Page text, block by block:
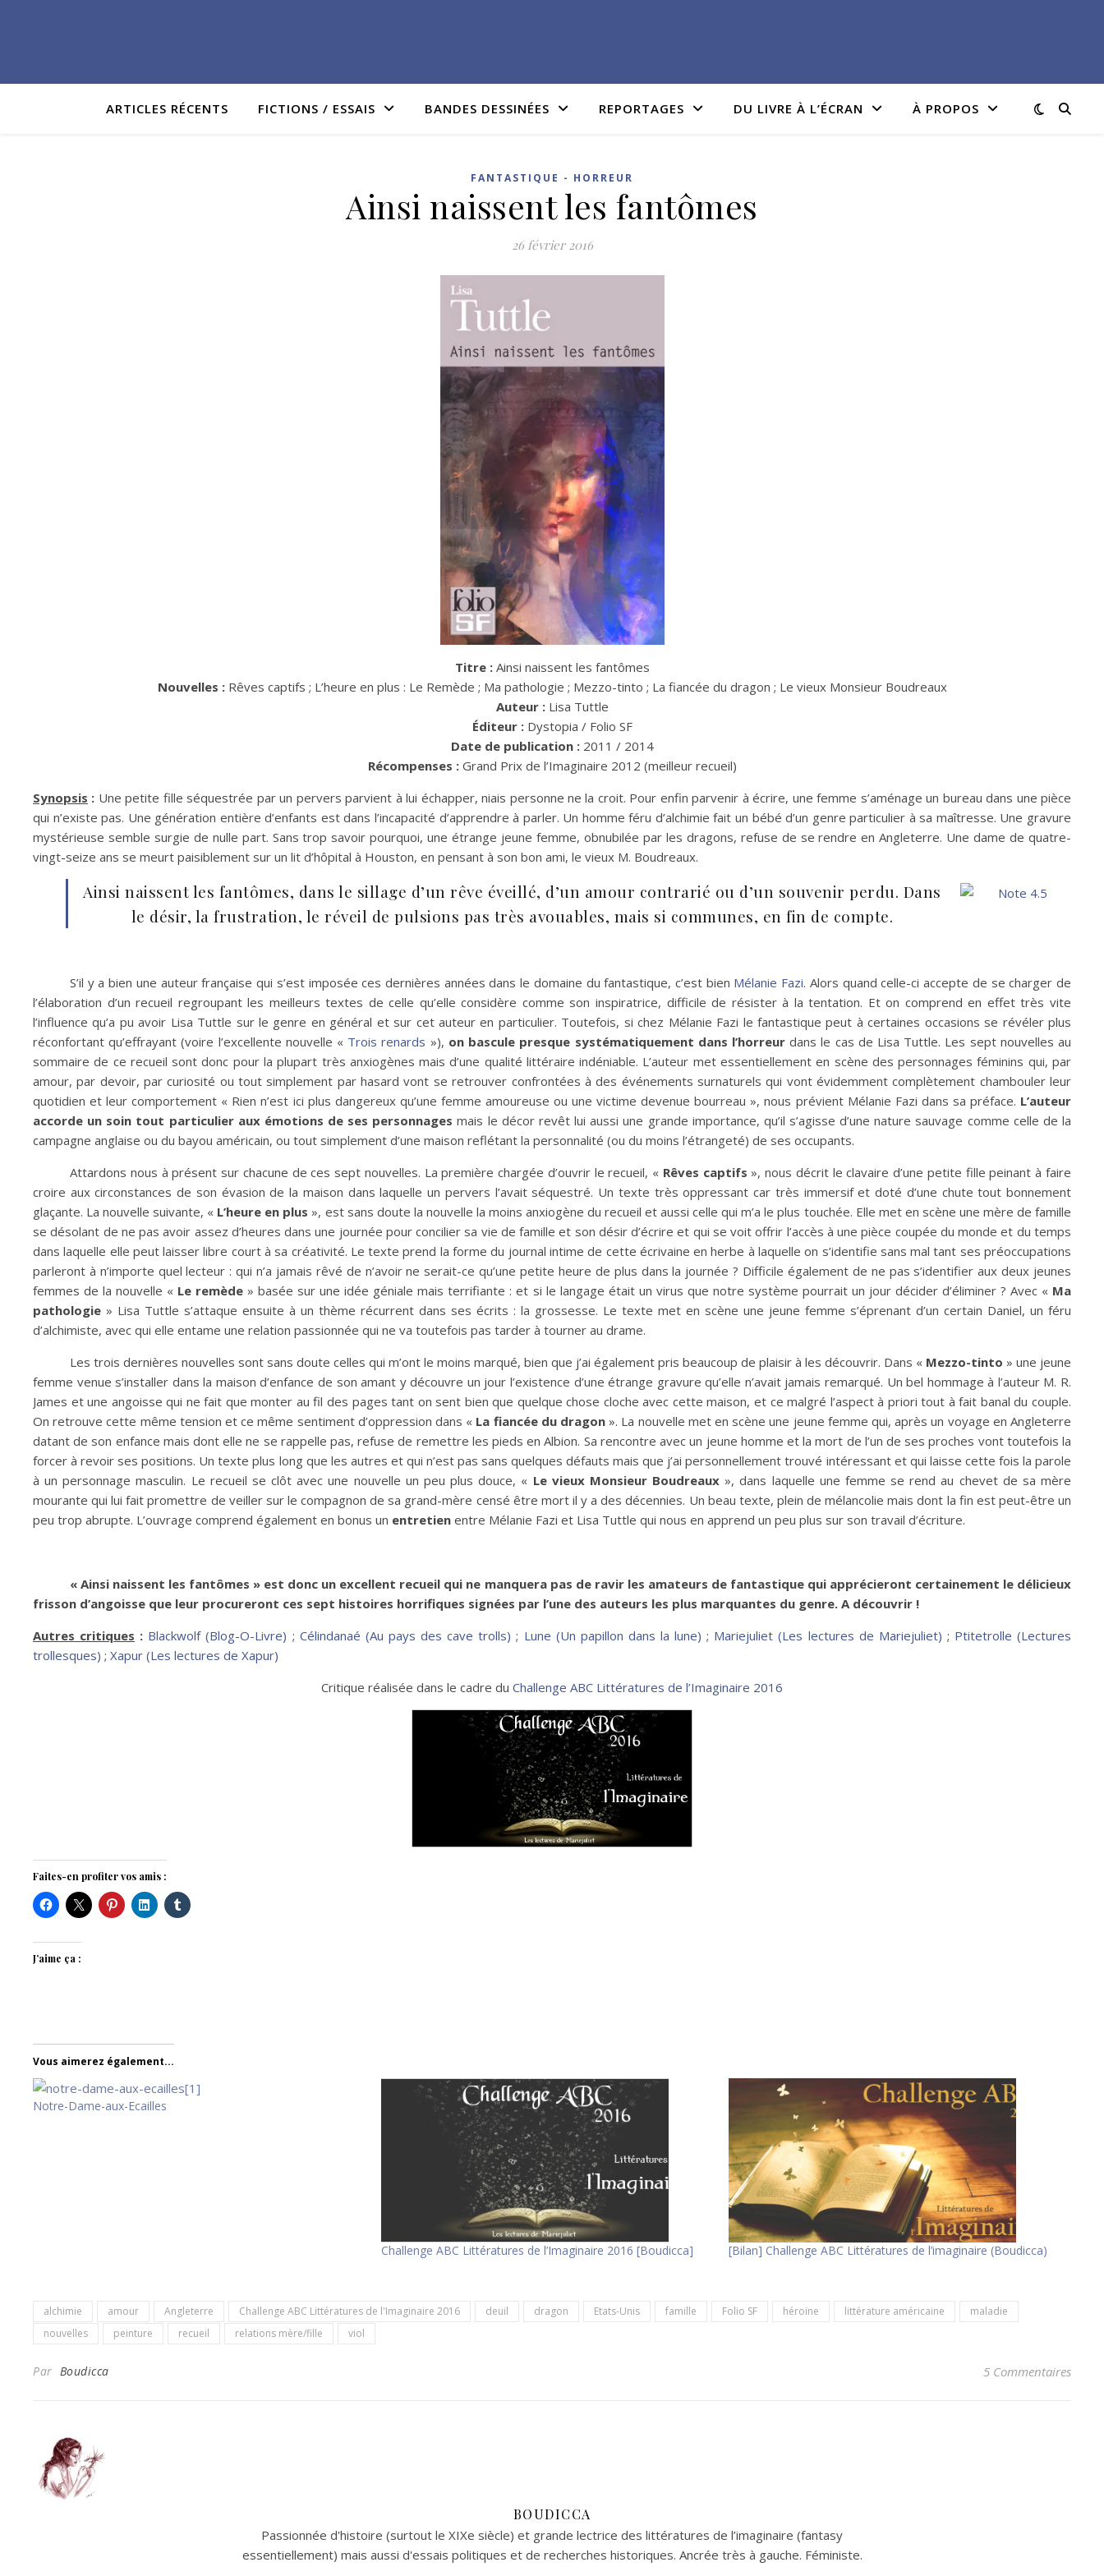
ARTICLES RÉCENTS FICTIONS / ESSAIS BANDES DESSINÉES REPORTAGES DU LIVRE À L’ÉCRAN À PROPOS
FANTASTIQUE - HORREUR
Ainsi naissent les fantômes
26 février 2016
Titre : Ainsi naissent les fantômes
Nouvelles : Rêves captifs ; L’heure en plus : Le Remède ; Ma pathologie ; Mezzo-tinto ; La fiancée du dragon ; Le vieux Monsieur Boudreaux
Auteur : Lisa Tuttle
Éditeur :Dystopia / Folio SF
Date de publication : 2011 / 2014
Récompenses : Grand Prix de l’Imaginaire 2012 (meilleur recueil)
Synopsis : Une petite fille séquestrée par un pervers parvient à lui échapper, niais personne ne la croit. Pour enfin parvenir à écrire, une femme s’aménage un bureau dans une pièce
qui n’existe pas. Une génération entière d’enfants est dans l’incapacité d’apprendre à parler. Un homme féru d’alchimie fait un bébé d’un genre particulier à sa maîtresse. Une gravure
mystérieuse semble surgie de nulle part. Sans trop savoir pourquoi, une étrange jeune femme, obnubilée par les dragons, refuse de se rendre en Angleterre. Une dame de quatre-
vingt-seize ans se meurt paisiblement sur un lit d’hôpital à Houston, en pensant à son bon ami, le vieux M. Boudreaux.
Ainsi naissent les fantômes, dans le sillage d’un rêve éveillé, d’un amour contrarié ou d’un souvenir perdu. Dans
le désir, la frustration, le réveil de pulsions pas très avouables, mais si communes, en fin de compte.
S’il y a bien une auteur française qui s’est imposée ces dernières années dans le domaine du fantastique, c’est bien Mélanie Fazi. Alors quand celle-ci accepte de se charger de
l’élaboration d’un recueil regroupant les meilleurs textes de celle qu’elle considère comme son inspiratrice, difficile de résister à la tentation. Et on comprend en effet très vite
l’influence qu’a pu avoir Lisa Tuttle sur le genre en général et sur cet auteur en particulier. Toutefois, si chez Mélanie Fazi le fantastique peut à certaines occasions se révéler plus
réconfortant qu’effrayant (voire l’excellente nouvelle « Trois renards »), on bascule presque systématiquement dans l’horreurdans le cas de Lisa Tuttle. Les sept nouvelles au
sommaire de ce recueil sont donc pour la plupart très anxiogènes mais d’une qualité littéraire indéniable. L’auteur met essentiellement en scène des personnages féminins qui, par
amour, par devoir, par curiosité ou tout simplement par hasard vont se retrouver confrontées à des événements surnaturels qui vont évidemment complètement chambouler leur
quotidien et leur comportement « Rien n’est ici plus dangereux qu’une femme amoureuse ou une victime devenue bourreau », nous prévient Mélanie Fazi dans sa préface. L’auteur
accorde un soin tout particulier aux émotions de ses personnages mais le décor revêt lui aussi une grande importance, qu’il s’agisse d’une nature sauvage comme celle de la
campagne anglaise ou du bayou américain, ou tout simplement d’une maison reflétant la personnalité (ou du moins l’étrangeté) de ses occupants.
Attardons nous à présent sur chacune de ces sept nouvelles. La première chargée d’ouvrir le recueil, « Rêves captifs », nous décrit le clavaire d’une petite fille peinant à faire
croire aux circonstances de son évasion de la maison dans laquelle un pervers l’avait séquestré. Un texte très oppressant car très immersif et doté d’une chute tout bonnement
glaçante. La nouvelle suivante, « L’heure en plus », est sans doute la nouvelle la moins anxiogène du recueil et aussi celle qui m’a le plus touchée. Elle met en scène une mère de famille
se désolant de ne pas avoir assez d’heures dans une journée pour concilier sa vie de famille et son désir d’écrire et qui se voit offrir l’accès à une pièce coupée du monde et du temps
dans laquelle elle peut laisser libre court à sa créativité. Le texte prend la forme du journal intime de cette écrivaine en herbe à laquelle on s’identifie sans mal tant ses préoccupations
parleront à n’importe quel lecteur : qui n’a jamais rêvé de n’avoir ne serait-ce qu’une petite heure de plus dans la journée ? Difficile également de ne pas s’identifier aux deux jeunes
femmes de la nouvelle « Le remède » basée sur une idée géniale mais terrifiante : et si le langage était un virus que notre système pourrait un jour décider d’éliminer ? Avec « Ma
pathologie » Lisa Tuttle s’attaque ensuite à un thème récurrent dans ses écrits : la grossesse. Le texte met en scène une jeune femme s’éprenant d’un certain Daniel, un féru
d’alchimiste, avec qui elle entame une relation passionnée qui ne va toutefois pas tarder à tourner au drame.
Les trois dernières nouvelles sont sans doute celles qui m’ont le moins marqué, bien que j’ai également pris beaucoup de plaisir à les découvrir. Dans « Mezzo-tinto » une jeune
femme venue s’installer dans la maison d’enfance de son amant y découvre un jour l’existence d’une étrange gravure qu’elle n’avait jamais remarqué. Un bel hommage à l’auteur M. R.
James et une angoisse qui ne fait que monter au fil des pages tant on sent bien que quelque chose cloche avec cette maison, et ce malgré l’aspect à priori tout à fait banal du couple.
On retrouve cette même tension et ce même sentiment d’oppression dans « La fiancée du dragon ». La nouvelle met en scène une jeune femme qui, après un voyage en Angleterre
datant de son enfance mais dont elle ne se rappelle pas, refuse de remettre les pieds en Albion. Sa rencontre avec un jeune homme et la mort de l’un de ses proches vont toutefois la
forcer à revoir ses positions. Un texte plus long que les autres et qui n’est pas sans quelques défauts mais que j’ai personnellement trouvé intéressant et qui laisse cette fois la parole
à un personnage masculin. Le recueil se clôt avec une nouvelle un peu plus douce, « Le vieux Monsieur Boudreaux », dans laquelle une femme se rend au chevet de sa mère
mourante qui lui fait promettre de veiller sur le compagnon de sa grand-mère censé être mort il y a des décennies. Un beau texte, plein de mélancolie mais dont la fin est peut-être un
peu trop abrupte. L’ouvrage comprend également en bonus un entretien entre Mélanie Fazi et Lisa Tuttle qui nous en apprend un peu plus sur son travail d’écriture.
« Ainsi naissent les fantômes » est donc un excellent recueil qui ne manquera pas de ravir les amateurs de fantastique qui apprécieront certainement le délicieux
frisson d’angoisse que leur procureront ces sept histoires horrifiques signées par l’une des auteurs les plus marquantes du genre. A découvrir !
Autres critiques : Blackwolf (Blog-O-Livre) ; Célindanaé (Au pays des cave trolls) ; Lune (Un papillon dans la lune) ; Mariejuliet (Les lectures de Mariejuliet) ; Ptitetrolle (Lectures
trollesques) ; Xapur (Les lectures de Xapur)
Critique réalisée dans le cadre du Challenge ABC Littératures de l’Imaginaire 2016
Faites-en profiter vos amis :
J’aime ça :
Vous aimerez également...
Notre-Dame-aux-Ecailles
Challenge ABC Littératures de l’Imaginaire 2016 [Boudicca] [Bilan] Challenge ABC Littératures de l’imaginaire (Boudicca)
alchimie amour Angleterre Challenge ABC Littératures de l'Imaginaire 2016 deuil dragon Etats-Unis famille Folio SF héroïne littérature américaine
maladie
nouvelles
peinture recueil relations mère/fille viol
Par Boudicca 5 Commentaires
BOUDICCA
Passionnée d'histoire (surtout le XIXe siècle) et grande lectrice des littératures de l’imaginaire (fantasy
essentiellement) mais aussi d'essais politiques et de recherches historiques. Ancrée très à gauche. Féministe.